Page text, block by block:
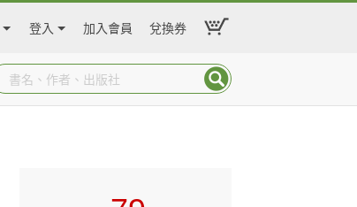
登入 加入會員 兌換券